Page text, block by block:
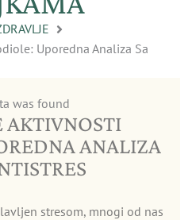
Uporedna Analiza Sa
was found
AKTIVNOSTI
ANALIZA
stresom, mnogi od nas